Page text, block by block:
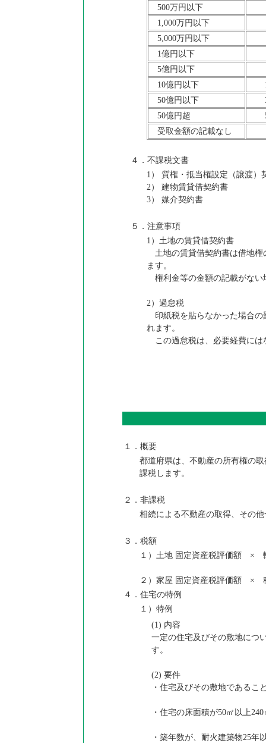
500万円以下
1,000万円以下
5,000万円以下
1億円以下
5億円以下
10億円以下
50億円以下
50億円超
受取金額の記載なし
４．不課税文書
1） 質権・抵当権設定（譲渡）
2） 建物賃貸借契約書
3） 媒介契約書
５．注意事項
1）土地の賃貸借契約書
土地の賃貸借契約書は借地権
ます。
権利金等の金額の記載がない
2）過怠税
印紙税を貼らなかった場合の
れます。
この過怠税は、必要経費には
１．概要
都道府県は、不動産の所有権の
課税します。
２．非課税
相続による不動産の取得、その
３．税額
１）土地 固定資産税評価額
２）家屋 固定資産税評価額 ×
４．住宅の特例
１）特例
(1) 内容
一定の住宅及びその敷地につ
す。
(2) 要件
・住宅及びその敷地であるこ
・住宅の床面積が50㎡以上
・築年数が、耐火建築物25年